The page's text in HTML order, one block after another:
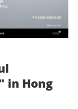
in Hong